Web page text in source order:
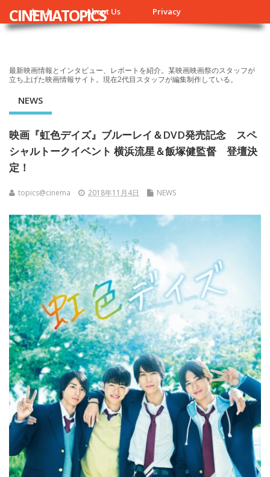
ホーム About Us Privacy
CINEMATOPICS
最新映画情報とインタビュー、レポートを紹介。某映画映画祭のスタッフが
立ち上げた映画情報サイト。現在2代目スタッフが編集制作している。
NEWS
映画『虹色デイズ』ブルーレイ＆DVD発売記念 スペ
シャルトークイベント 横浜流星＆飯塚健監督 登壇決
定！
topics@cinema 2018年11月4日 NEWS